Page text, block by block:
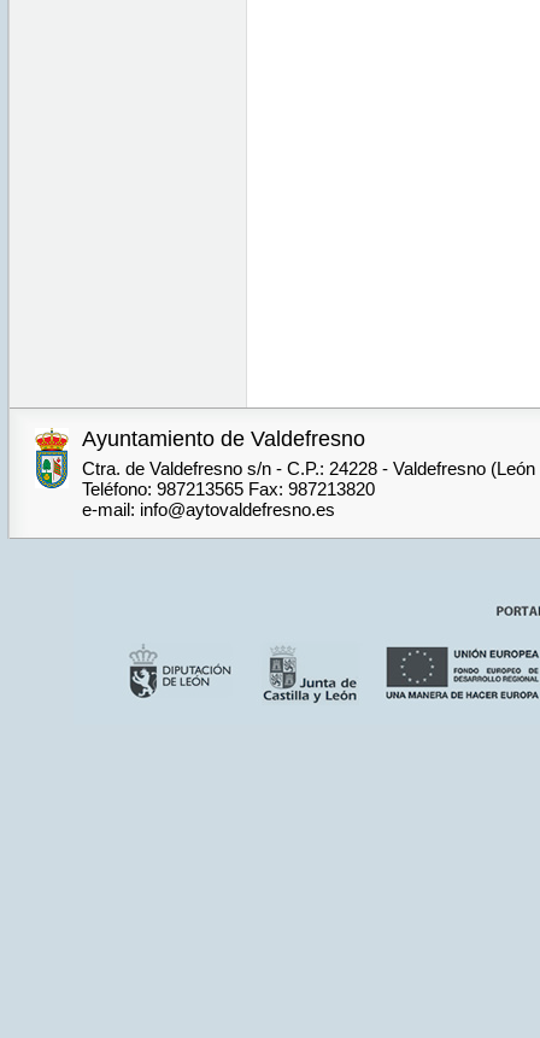
Ayuntamiento de Valdefresno
Ctra. de Valdefresno s/n - C.P.: 24228 - Valdefresno
Teléfono: 987213565 Fax: 987213820
e-mail: info@aytovaldefresno.es